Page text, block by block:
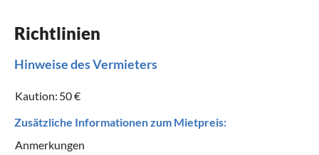
Richtlinien
Hinweise des Vermieters
Kaution: 50 €
Zusätzliche Informationen zum Mietpreis:
Anmerkungen